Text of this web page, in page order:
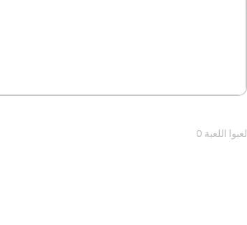
0 لعبوا اللعبة